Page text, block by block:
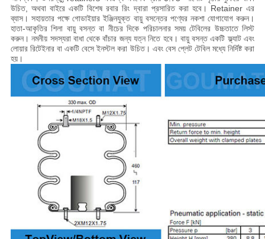
উচিত, অথবা বাইরে একটি বিশেষ রবার রিং দ্বারা প্রসারিত করা হবে। Retainer এর
ব্যাস। সহায়তার পক্ষে গোডাইয়ার ইঞ্জিনযুক্ত বায়ু বসন্তের পণ্যের নকশা যোগাযোগ করুন।
হাতা-আকৃতির শিলা বায়ু বসন্ত বা নীচের দিকে পরিচালনার সময় টেবিলের উচ্চতাতে লিস্ট
করুন। নমনীয় সদস্যরা বাধা থেকে বাঁচার জন্য যত্ন নিতে হবে। বায়ু বসন্ত একটি ফ্ল্যাট এবং
লোয়ার রিটেইনার বা একটি বেসে ইনস্টল করা উচিত। এবং বেস প্লেট টেবিল মধ্যে নির্দিষ্ট করা
হয়।